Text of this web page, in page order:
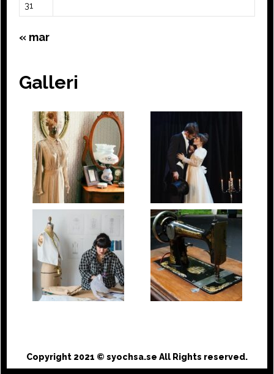
31
« mar
Galleri